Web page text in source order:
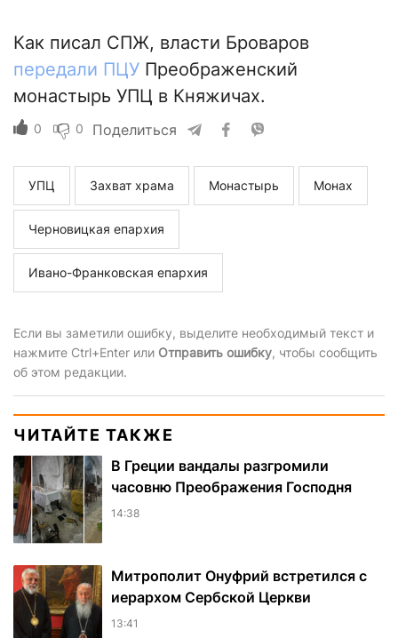
Как писал СПЖ, власти Броваров
передали ПЦУ Преображенский
монастырь УПЦ в Княжичах.
0 0 Поделиться
УПЦ Захват храма Монастырь Монах
Черновицкая епархия
Ивано-Франковская епархия
Если вы заметили ошибку, выделите необходимый текст и
нажмите Ctrl+Enter или Отправить ошибку, чтобы сообщить
об этом редакции.
ЧИТАЙТЕ ТАКЖЕ
В Греции вандалы разгромили
часовню Преображения Господня
14:38
Митрополит Онуфрий встретился с
иерархом Сербской Церкви
13:41